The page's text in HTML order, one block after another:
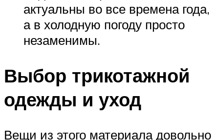
актуальны во все времена года,
а в холодную погоду просто
незаменимы.
Выбор трикотажной
одежды и уход
Вещи из этого материала довольно